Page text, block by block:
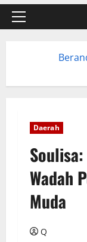
Daerah
Wadah
Muda
Q